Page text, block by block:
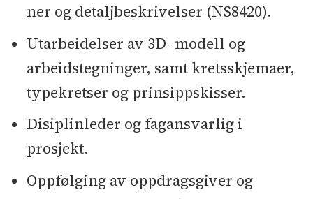
ner og detaljbeskrivelser (NS8420).
Utarbeidelser av 3D- modell og
arbeidstegninger, samt kretsskjemaer,
typekretser og prinsippskisser.
Disiplinleder og fagansvarlig i
prosjekt.
Oppfølging av oppdragsgiver og